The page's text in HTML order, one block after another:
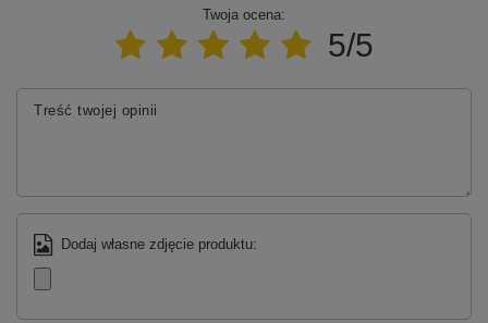
Twoja ocena:
5/5
Treść twojej opinii
Dodaj własne zdjęcie produktu: